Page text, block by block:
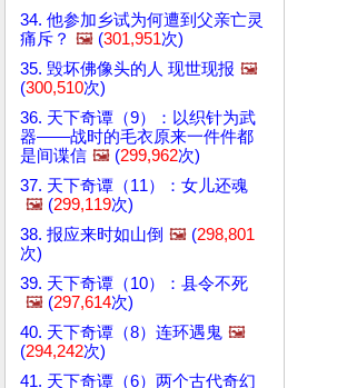
34. 他参加乡试为何遭到父亲亡灵
痛斥？ 🖼️ (301,951次)
35. 毁坏佛像头的人 现世现报 🖼️
(300,510次)
36. 天下奇谭（9）：以织针为武
器——战时的毛衣原来一件件都
是间谍信 🖼️ (299,962次)
37. 天下奇谭（11）：女儿还魂
🖼️ (299,119次)
38. 报应来时如山倒 🖼️ (298,801
次)
39. 天下奇谭（10）：县令不死
🖼️ (297,614次)
40. 天下奇谭（8）连环遇鬼 🖼️
(294,242次)
41. 天下奇谭（6）两个古代奇幻